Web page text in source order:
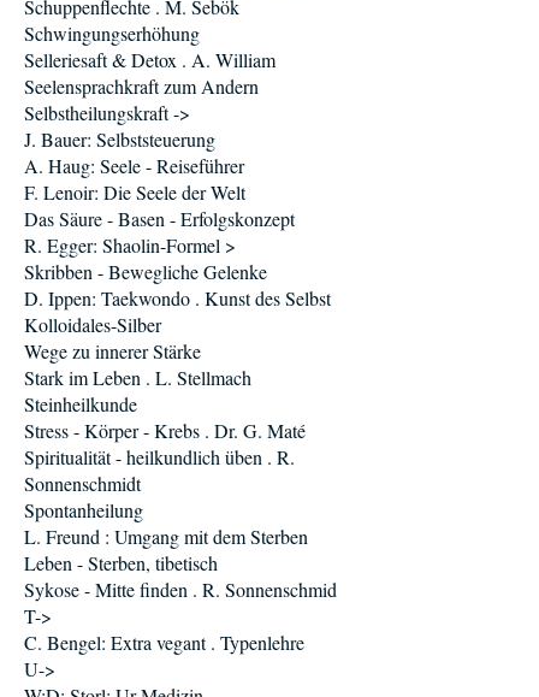
Schuppenflechte . M. Sebök
Schwingungserhöhung
Selleriesaft & Detox . A. William
Seelensprachkraft zum Andern
Selbstheilungskraft ->
J. Bauer: Selbststeuerung
A. Haug: Seele - Reiseführer
F. Lenoir: Die Seele der Welt
Das Säure - Basen - Erfolgskonzept
R. Egger: Shaolin-Formel >
Skribben - Bewegliche Gelenke
D. Ippen: Taekwondo . Kunst des Selbst
Kolloidales-Silber
Wege zu innerer Stärke
Stark im Leben . L. Stellmach
Steinheilkunde
Stress - Körper - Krebs . Dr. G. Maté
Spiritualität - heilkundlich üben . R.
Sonnenschmidt
Spontanheilung
L. Freund : Umgang mit dem Sterben
Leben - Sterben, tibetisch
Sykose - Mitte finden . R. Sonnenschmid
T->
C. Bengel: Extra vegant . Typenlehre
U->